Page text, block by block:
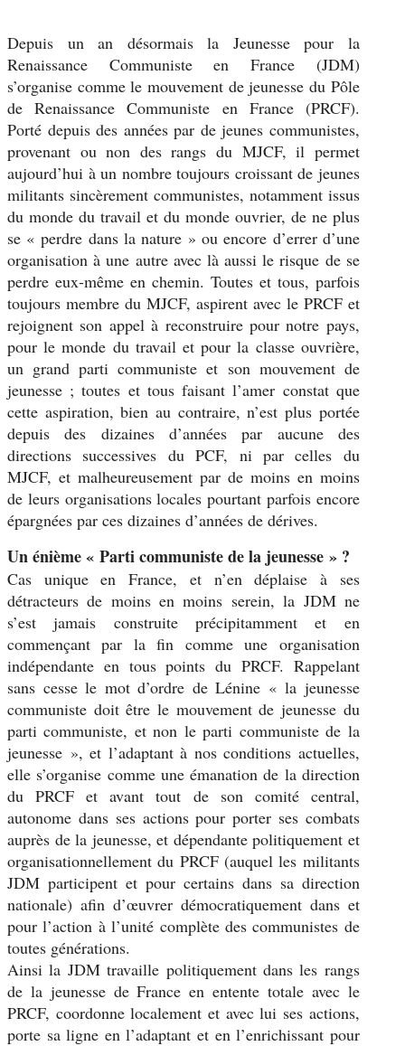
Depuis un an désormais la Jeunesse pour la
Renaissance Communiste en France (JDM)
s’organise comme le mouvement de jeunesse du Pôle
de Renaissance Communiste en France (PRCF).
Porté depuis des années par de jeunes communistes,
provenant ou non des rangs du MJCF, il permet
aujourd’hui à un nombre toujours croissant de jeunes
militants sincèrement communistes, notamment issus
du monde du travail et du monde ouvrier, de ne plus
se « perdre dans la nature » ou encore d’errer d’une
organisation à une autre avec là aussi le risque de se
perdre eux-même en chemin. Toutes et tous, parfois
toujours membre du MJCF, aspirent avec le PRCF et
rejoignent son appel à reconstruire pour notre pays,
pour le monde du travail et pour la classe ouvrière,
un grand parti communiste et son mouvement de
jeunesse ; toutes et tous faisant l’amer constat que
cette aspiration, bien au contraire, n’est plus portée
depuis des dizaines d’années par aucune des
directions successives du PCF, ni par celles du
MJCF, et malheureusement par de moins en moins
de leurs organisations locales pourtant parfois encore
épargnées par ces dizaines d’années de dérives.
Un énième « Parti communiste de la jeunesse » ?
Cas unique en France, et n’en déplaise à ses
détracteurs de moins en moins serein, la JDM ne
s’est jamais construite précipitamment et en
commençant par la fin comme une organisation
indépendante en tous points du PRCF. Rappelant
sans cesse le mot d’ordre de Lénine « la jeunesse
communiste doit être le mouvement de jeunesse du
parti communiste, et non le parti communiste de la
jeunesse », et l’adaptant à nos conditions actuelles,
elle s’organise comme une émanation de la direction
du PRCF et avant tout de son comité central,
autonome dans ses actions pour porter ses combats
auprès de la jeunesse, et dépendante politiquement et
organisationnellement du PRCF (auquel les militants
JDM participent et pour certains dans sa direction
nationale) afin d’œuvrer démocratiquement dans et
pour l’action à l’unité complète des communistes de
toutes générations.
Ainsi la JDM travaille politiquement dans les rangs
de la jeunesse de France en entente totale avec le
PRCF, coordonne localement et avec lui ses actions,
porte sa ligne en l’adaptant et en l’enrichissant pour